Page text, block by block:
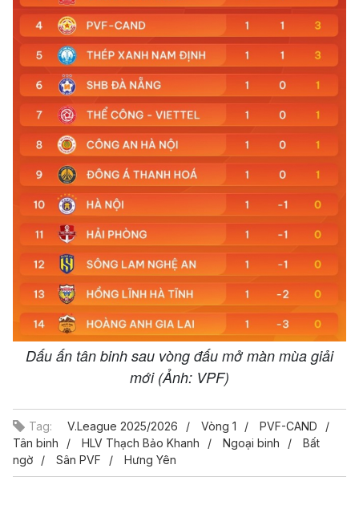
Dấu ấn tân binh sau vòng đấu mở màn mùa giải
mới (Ảnh: VPF)
Tag: V.League 2025/2026 Vòng 1
PVF-CAND
Tân binh
HLV Thạch Bảo Khanh Ngoại binh
Bất
ngờ
Sân PVF Hưng Yên